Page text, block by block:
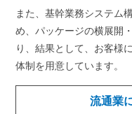
また、基幹業務システム
め、パッケージの横展開
り、結果として、お客様
体制を用意しています。
流通業